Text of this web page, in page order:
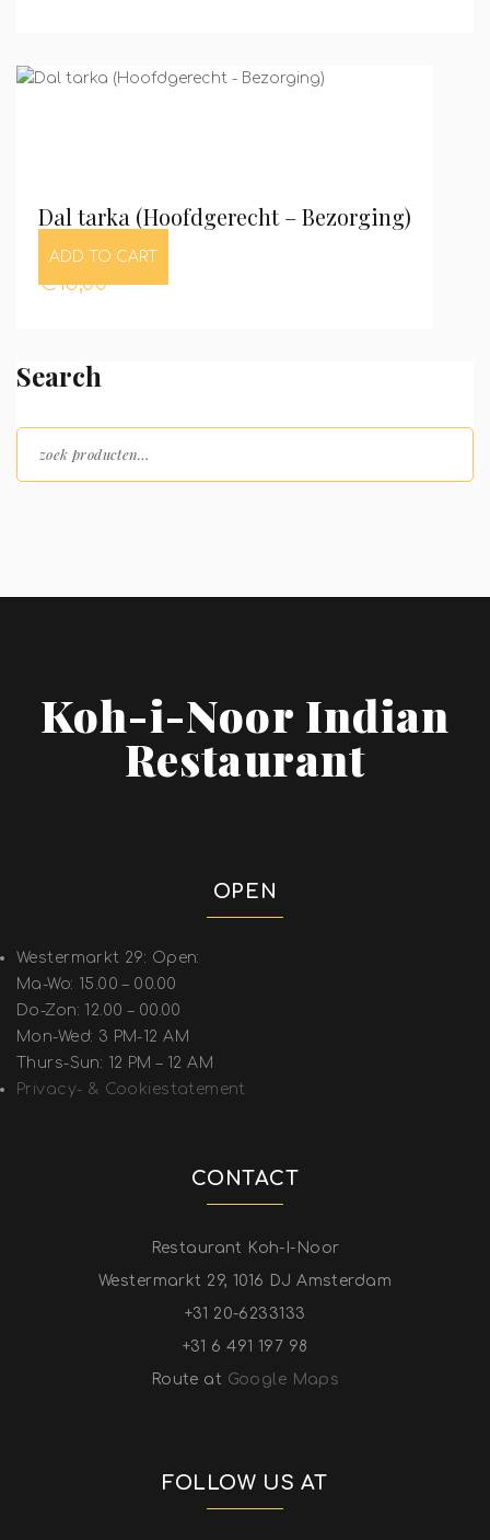
Dal tarka (Hoofdgerecht – Bezorging)
ADD TO CART
€16,00
Search
Koh-i-Noor Indian
Restaurant
OPEN
Westermarkt 29: Open:
Ma-Wo: 15.00 – 00.00
Do-Zon: 12.00 – 00.00
Mon-Wed: 3 PM-12 AM
Thurs-Sun: 12 PM – 12 AM
Privacy- & Cookiestatement
CONTACT
Restaurant Koh-I-Noor
Westermarkt 29, 1016 DJ Amsterdam
+31 20-6233133
+31 6 491 197 98
Route at Google Maps
FOLLOW US AT